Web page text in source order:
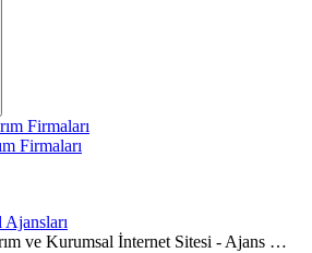
Firmaları
Firmaları
ve Kurumsal İnternet Sitesi - Ajans …